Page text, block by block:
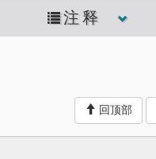
注释
回顶部